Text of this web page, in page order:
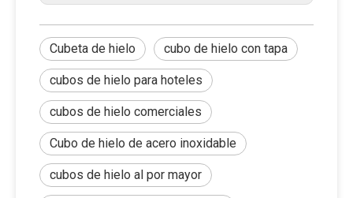
Cubeta de hielo cubo de hielo con tapa
cubos de hielo para hoteles
cubos de hielo comerciales
Cubo de hielo de acero inoxidable
cubos de hielo al por mayor